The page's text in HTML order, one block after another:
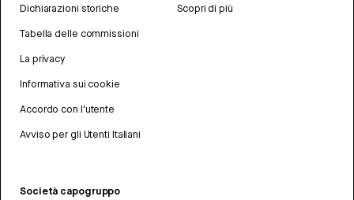
Dichiarazioni storiche
Tabella delle commissioni
La privacy
Informativa sui cookie
Accordo con l'utente
Avviso per gli Utenti Italiani
Scopri di più
Società capogruppo